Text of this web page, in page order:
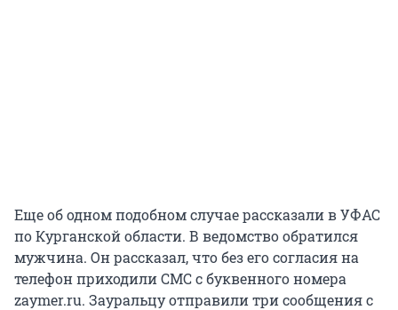
Еще об одном подобном случае рассказали в УФАС
по Курганской области. В ведомство обратился
мужчина. Он рассказал, что без его согласия на
телефон приходили СМС с буквенного номера
zaymer.ru. Зауральцу отправили три сообщения с